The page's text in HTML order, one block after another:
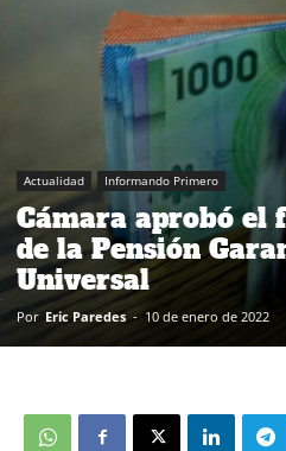
Actualidad Informando Primero
Cámara aprobó el
de la Pensión
Universal
Por Eric Paredes - 10 de enero de 2022